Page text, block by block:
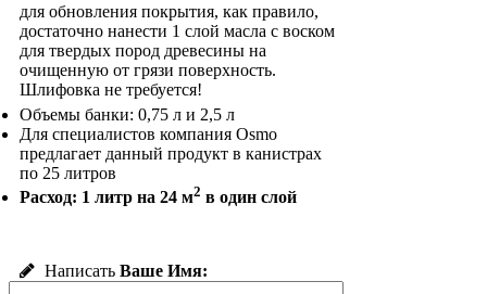
для обновления покрытия, как правило,
достаточно нанести 1 слой масла с воском
для твердых пород древесины на
очищенную от грязи поверхность.
Шлифовка не требуется!
Объемы банки: 0,75 л и 2,5 л
Для специалистов компания Osmo
предлагает данный продукт в канистрах
по 25 литров
Расход: 1 литр на 24 м2 в один слой
Написать Ваше Имя: